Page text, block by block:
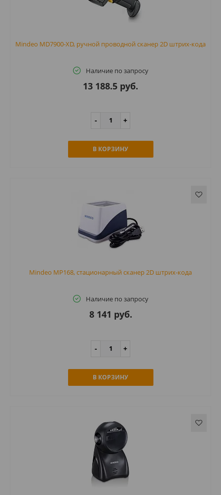
Mindeo MD7900-XD, ручной проводной сканер 2D штрих-кода
Наличие по запросу
13 188.5 руб.
В КОРЗИНУ
Mindeo MP168, стационарный сканер 2D штрих-кода
Наличие по запросу
8 141 руб.
В КОРЗИНУ